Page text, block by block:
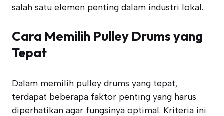
salah satu elemen penting dalam industri lokal.
Cara Memilih Pulley Drums yang
Tepat
Dalam memilih pulley drums yang tepat,
terdapat beberapa faktor penting yang harus
diperhatikan agar fungsinya optimal. Kriteria ini